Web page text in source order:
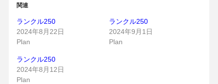
関連
ランクル250
2024年8月22日
Plan
ランクル250
2024年9月1日
Plan
ランクル250
2024年8月12日
Plan